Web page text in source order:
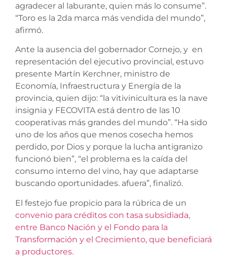
agradecer al laburante, quien más lo consume”.
“Toro es la 2da marca más vendida del mundo”,
afirmó.
Ante la ausencia del gobernador Cornejo, y en
representación del ejecutivo provincial, estuvo
presente Martín Kerchner, ministro de
Economía, Infraestructura y Energía de la
provincia, quien dijo: “la vitivinicultura es la nave
insignia y FECOVITA está dentro de las 10
cooperativas más grandes del mundo”. “Ha sido
uno de los años que menos cosecha hemos
perdido, por Dios y porque la lucha antigranizo
funcionó bien”, “el problema es la caída del
consumo interno del vino, hay que adaptarse
buscando oportunidades. afuera”, finalizó.
El festejo fue propicio para la rúbrica de un
convenio para créditos con tasa subsidiada,
entre Banco Nación y el Fondo para la
Transformación y el Crecimiento, que beneficiará
a productores.